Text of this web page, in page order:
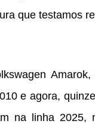
que testamos
e agora,
na linha